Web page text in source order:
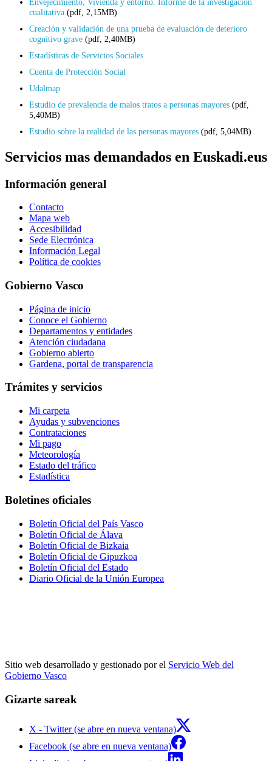
cualitativa (pdf, 2,15MB)
Creación y validación de una prueba de evaluación de deterioro
cognitivo grave (pdf, 2,40MB)
Estadísticas de Servicios Sociales
Cuenta de Protección Social
Udalmap
Estudio de prevalencia de malos tratos a personas mayores (pdf,
5,40MB)
Estudio sobre la realidad de las personas mayores (pdf, 5,04MB)
Servicios mas demandados en Euskadi.eus
Información general
Contacto
Mapa web
Accesibilidad
Sede Electrónica
Información Legal
Política de cookies
Gobierno Vasco
Página de inicio
Conoce el Gobierno
Departamentos y entidades
Atención ciudadana
Gobierno abierto
Gardena, portal de transparencia
Trámites y servicios
Mi carpeta
Ayudas y subvenciones
Contrataciones
Mi pago
Meteorología
Estado del tráfico
Estadística
Boletines oficiales
Boletín Oficial del País Vasco
Boletín Oficial de Álava
Boletín Oficial de Bizkaia
Boletín Oficial de Gipuzkoa
Boletín Oficial del Estado
Diario Oficial de la Unión Europea
Sitio web desarrollado y gestionado por el Servicio Web del
Gobierno Vasco
Gizarte sareak
X - Twitter (se abre en nueva ventana)
Facebook (se abre en nueva ventana)